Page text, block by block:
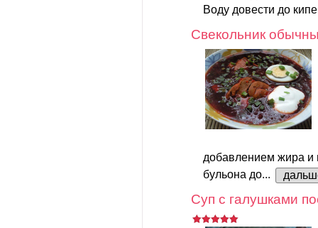
Воду довести до
Свекольник
добавлением жира и
бульона до...
Суп с галушками